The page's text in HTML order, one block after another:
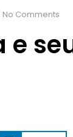
No Comments
e